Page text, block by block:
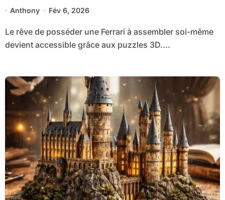
Anthony Fév 6, 2026
Le rêve de posséder une Ferrari à assembler soi-même
devient accessible grâce aux puzzles 3D....